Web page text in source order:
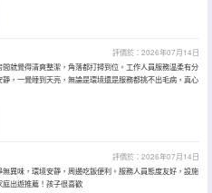
評價於：2026年07月14日
就覺得清爽整潔，角落都打掃到位。工作人員服務温柔有分
，一覺睡到天亮，無論是環境還是服務都挑不出毛病，真心
評價於：2026年07月14日
異味，環境安靜，周邊吃飯便利。服務人員態度友好，設施
出遊推薦！孩子很喜歡